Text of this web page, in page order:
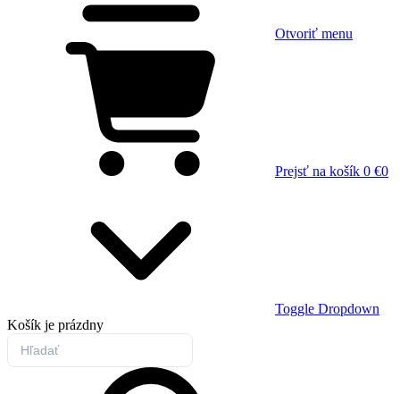
Otvoriť menu
Prejsť na košík 0 €0
Toggle Dropdown
Košík je prázdny